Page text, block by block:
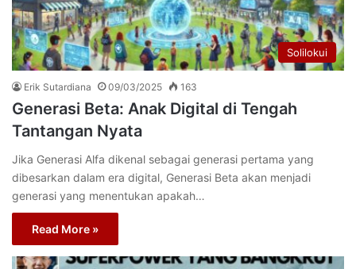
Solilokui
Erik Sutardiana 09/03/2025 163
Generasi Beta: Anak Digital di Tengah
Tantangan Nyata
Jika Generasi Alfa dikenal sebagai generasi pertama yang
dibesarkan dalam era digital, Generasi Beta akan menjadi
generasi yang menentukan apakah…
Read More »